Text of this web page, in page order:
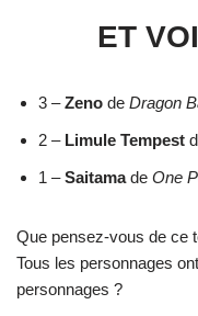
ET
3 –Zeno de Dragon
2 – Limule Tempest
1 –Saitamade One
Que pensez-vous de ce
Tous les personnages
personnages ?